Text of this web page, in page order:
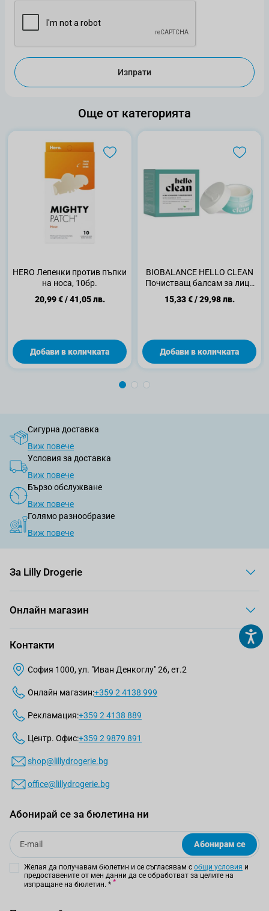
Изпрати
Още от категорията
HERO Лепенки против пъпки
на носа, 10бр.
20,99 €/41,05 лв.
Добави в количката
BIOBALANCE HELLO CLEAN
Почистващ балсам за лице
мл.
15,33 €/29,98 лв.
Добави в количката
Сигурна доставка
Виж повече
Условия за доставка
Виж повече
Бързо обслужване
Виж повече
Голямо разнообразие
Виж повече
За Lilly Drogerie
Онлайн магазин
Контакти
София 1000, ул. "Иван Денкоглу" 26, ет.2
Онлайн магазин:+359 2 4138 999
Рекламация:+359 2 4138 889
Центр. Офис:+359 2 9879 891
shop@lillydrogerie.bg
office@lillydrogerie.bg
Абонирай се за бюлетина ни
Email
Абонирам се
Желая да получавам бюлетин и се съгласявам с общи условия и
предоставените от мен данни да се обработват за целите на
изпращане на бюлетин. *